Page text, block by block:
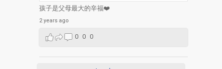
孩子是父母最大的辛福❤️
2 years ago
0 0 0